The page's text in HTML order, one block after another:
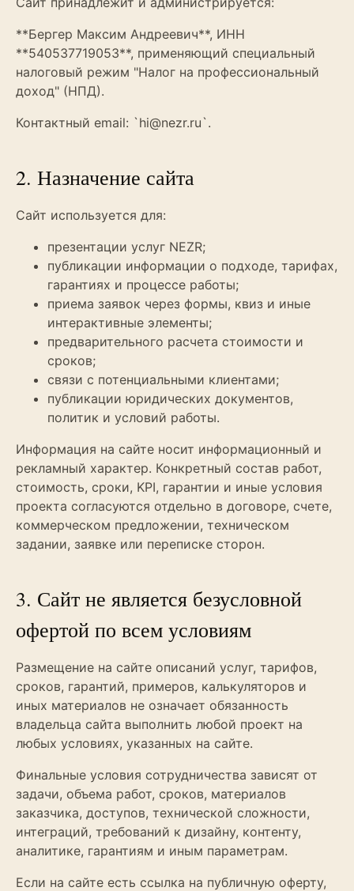
**Бергер Максим Андреевич**, ИНН
**540537719053**, применяющий специальный
налоговый режим "Налог на профессиональный
доход" (НПД).
Контактный email: `hi@nezr.ru`.
2. Назначение сайта
Сайт используется для:
презентации услуг NEZR;
публикации информации о подходе, тарифах,
гарантиях и процессе работы;
приема заявок через формы, квиз и иные
интерактивные элементы;
предварительного расчета стоимости и
сроков;
связи с потенциальными клиентами;
публикации юридических документов,
политик и условий работы.
Информация на сайте носит информационный и
рекламный характер. Конкретный состав работ,
стоимость, сроки, KPI, гарантии и иные условия
проекта согласуются отдельно в договоре, счете,
коммерческом предложении, техническом
задании, заявке или переписке сторон.
3. Сайт не является безусловной
офертой по всем условиям
Размещение на сайте описаний услуг, тарифов,
сроков, гарантий, примеров, калькуляторов и
иных материалов не означает обязанность
владельца сайта выполнить любой проект на
любых условиях, указанных на сайте.
Финальные условия сотрудничества зависят от
задачи, объема работ, сроков, материалов
заказчика, доступов, технической сложности,
интеграций, требований к дизайну, контенту,
аналитике, гарантиям и иным параметрам.
Если на сайте есть ссылка на публичную оферту,